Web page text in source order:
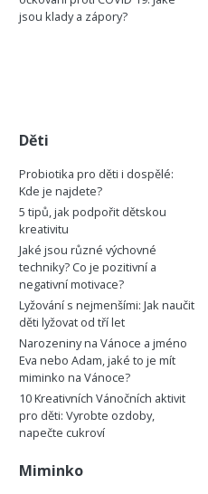
jsou klady a zápory?
Děti
Probiotika pro děti i dospělé:
Kde je najdete?
5 tipů, jak podpořit dětskou
kreativitu
Jaké jsou různé výchovné
techniky? Co je pozitivní a
negativní motivace?
Lyžování s nejmenšími: Jak naučit
děti lyžovat od tří let
Narozeniny na Vánoce a jméno
Eva nebo Adam, jaké to je mít
miminko na Vánoce?
10 Kreativních Vánočních aktivit
pro děti: Vyrobte ozdoby,
napečte cukroví
Miminko